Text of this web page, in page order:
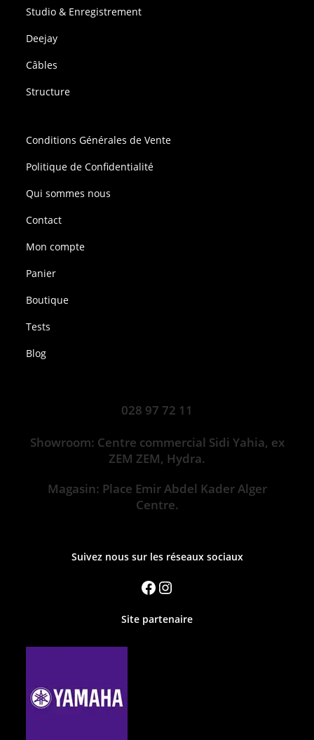
Studio & Enregistrement
Deejay
Câbles
Structure
Conditions Générales de Vente
Politique de Confidentialité
Qui sommes nous
Contact
Mon compte
Panier
Boutique
Tests
Blog
028 97 72 11
Showroom: Centre commercial Sidi Yahia, ex
ZEM ZEM, Hydra.
Magasin: Place Emir Abdel Kader Alger
Centre.
Suivez nous sur les réseaux sociaux
Site partenaire